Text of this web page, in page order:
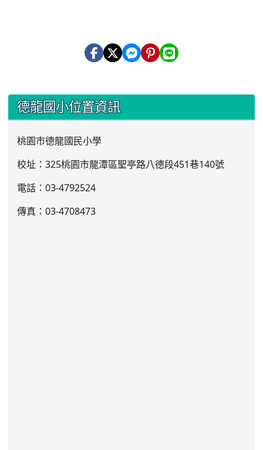
::: 德龍國小位置資訊
桃園市德龍國民小學
校址：325桃園市龍潭區聖亭路八德段451巷140號
電話：03-4792524
傳真：03-4708473